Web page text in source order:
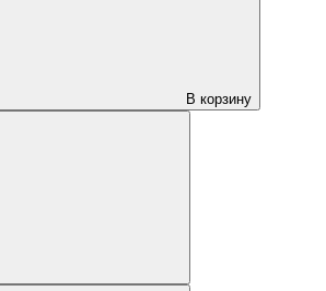
В корзину